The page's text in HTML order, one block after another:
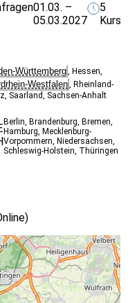
01.03. –
05.03.2027
5
Württemberg, Hessen,
Westfalen, Rheinland-
, Saarland, Sachsen-Anhalt
Berlin, Brandenburg, Bremen,
Hamburg, Mecklenburg-
Vorpommern, Niedersachsen,
Schleswig-Holstein, Thüringen